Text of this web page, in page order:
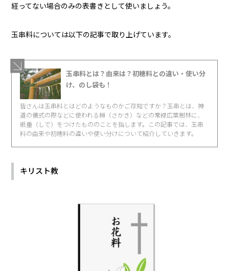
経ってない場合のみの表書きとして使いましょう。
玉串料については以下の記事で取り上げています。
玉串料とは？由来は？初穂料との違い・使い分
け、のし袋も！
皆さんは玉串料とはどのようなものかご存知ですか？玉串とは、神
道の儀式の際などに使われる榊（さかき）などの常緑広葉樹林に、
紙垂（しで）をつけたもののことを指します。この記事では、玉串
料の由来や初穂料の違いや使い分けについて紹介していきます。
キリスト教